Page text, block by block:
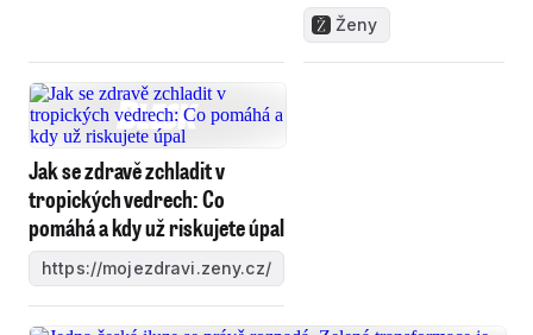
Ženy
Jak se zdravě zchladit v
tropických vedrech: Co
pomáhá a kdy už riskujete úpal
https://mojezdravi.zeny.cz/